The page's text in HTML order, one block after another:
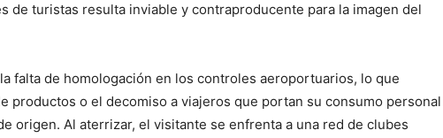
de turistas resulta inviable y contraproducente para la imagen del
falta de homologación en los controles aeroportuarios, lo que
productos o el decomiso a viajeros que portan su consumo personal
origen. Al aterrizar, el visitante se enfrenta a una red de clubes